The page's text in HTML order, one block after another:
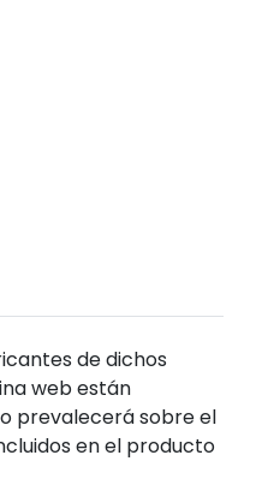
de dichos
web están
prevalecerá sobre el
en el producto